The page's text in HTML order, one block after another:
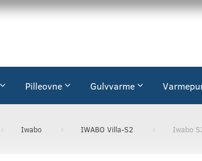
Pilleovne Gulvvarme
Iwabo IWABO Villa-S2 Iwabo